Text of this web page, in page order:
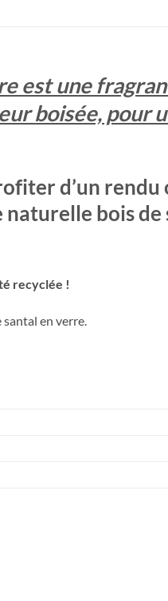
est une
boisée, pour
d’un
bois de
recyclée !
en verre.